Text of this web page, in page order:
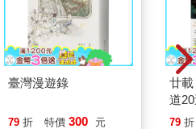
名字。「我們到美國以後會與這
與我聯繫。我相信他們一定有辦
臺灣漫遊錄
79 折 特價 300 元
廿
道
79 折